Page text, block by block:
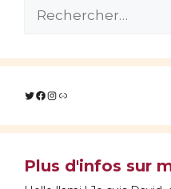
Twitter
Facebook
Instagram
Lien
Plus d'infos sur